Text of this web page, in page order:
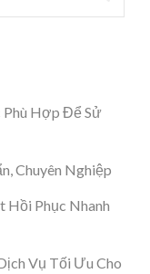
Phù Hợp Để Sử
Chuyên Nghiệp
Hồi Phục Nhanh
Vụ Tối Ưu Cho